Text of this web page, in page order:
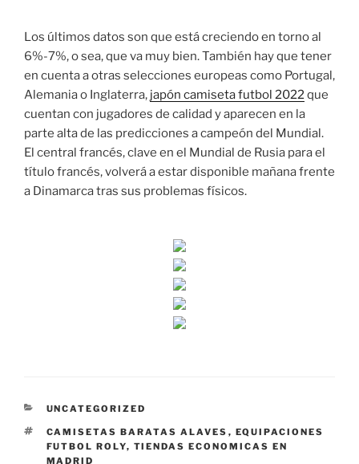
Los últimos datos son que está creciendo en torno al
6%-7%, o sea, que va muy bien. También hay que tener
en cuenta a otras selecciones europeas como Portugal,
Alemania o Inglaterra, japón camiseta futbol 2022que
cuentan con jugadores de calidad y aparecen en la
parte alta de las predicciones a campeón del Mundial.
El central francés, clave en el Mundial de Rusia para el
título francés, volverá a estar disponible mañana frente
a Dinamarca tras sus problemas físicos.
CATEGORÍAS
UNCATEGORIZED
ETIQUETAS
CAMISETAS BARATAS ALAVES , EQUIPACIONES
FUTBOL ROLY, TIENDAS ECONOMICAS EN
MADRID